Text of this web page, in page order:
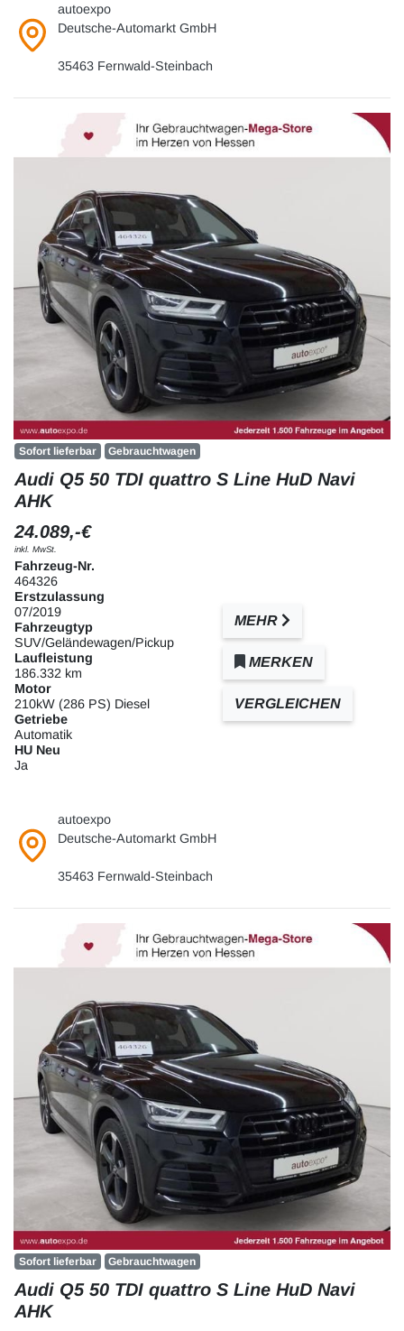
autoexpo
Deutsche-Automarkt GmbH
35463 Fernwald-Steinbach
Sofort lieferbar Gebrauchtwagen
Audi Q5 50 TDI quattro S Line HuD Navi
AHK
24.089,-€
inkl. MwSt.
Fahrzeug-Nr.
464326
Erstzulassung
07/2019
Fahrzeugtyp
SUV/Geländewagen/Pickup
Laufleistung
186.332 km
Motor
210kW (286 PS) Diesel
Getriebe
Automatik
HU Neu
Ja
MEHR
MERKEN
VERGLEICHEN
autoexpo
Deutsche-Automarkt GmbH
35463 Fernwald-Steinbach
Sofort lieferbar Gebrauchtwagen
Audi Q5 50 TDI quattro S Line HuD Navi
AHK